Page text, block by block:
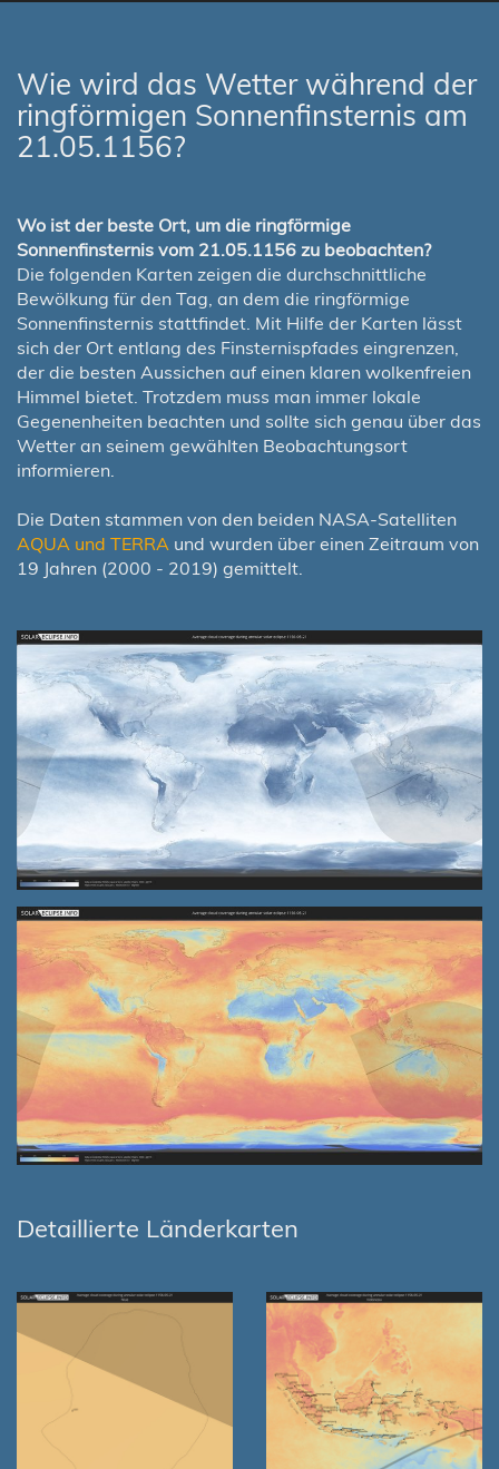
Wie wird das Wetter während der
ringförmigen Sonnenfinsternis am
21.05.1156?
Wo ist der beste Ort, um die ringförmige
Sonnenfinsternis vom 21.05.1156 zu beobachten?
Die folgenden Karten zeigen die durchschnittliche
Bewölkung für den Tag, an dem die ringförmige
Sonnenfinsternis stattfindet. Mit Hilfe der Karten lässt
sich der Ort entlang des Finsternispfades eingrenzen,
der die besten Aussichen auf einen klaren wolkenfreien
Himmel bietet. Trotzdem muss man immer lokale
Gegenenheiten beachten und sollte sich genau über das
Wetter an seinem gewählten Beobachtungsort
informieren.
Die Daten stammen von den beiden NASA-Satelliten
AQUA und TERRA und wurden über einen Zeitraum von
19 Jahren (2000 - 2019) gemittelt.
Detaillierte Länderkarten